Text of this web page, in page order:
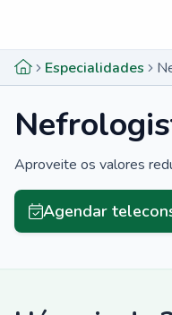
Especialidades
Aproveite os valores
Agendar